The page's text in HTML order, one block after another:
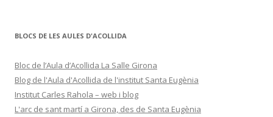
BLOCS DE LES AULES D'ACOLLIDA
Bloc de l’Aula d’Acollida La Salle Girona
Blog de l'Aula d'Acollida de l'institut Santa Eugènia
Institut Carles Rahola – web i blog
L'arc de sant martí a Girona, des de Santa Eugènia